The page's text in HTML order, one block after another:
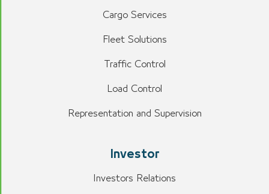
Cargo Services
Fleet Solutions
Traffic Control
Load Control
Representation and Supervision
Investor
Investors Relations